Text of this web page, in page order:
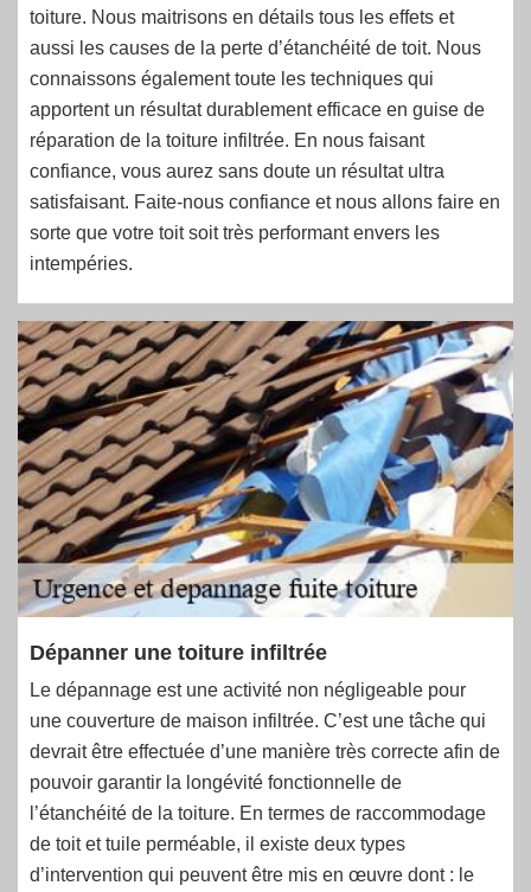
toiture. Nous maitrisons en détails tous les effets et
aussi les causes de la perte d’étanchéité de toit. Nous
connaissons également toute les techniques qui
apportent un résultat durablement efficace en guise de
réparation de la toiture infiltrée. En nous faisant
confiance, vous aurez sans doute un résultat ultra
satisfaisant. Faite-nous confiance et nous allons faire en
sorte que votre toit soit très performant envers les
intempéries.
Dépanner une toiture infiltrée
Le dépannage est une activité non négligeable pour
une couverture de maison infiltrée. C’est une tâche qui
devrait être effectuée d’une manière très correcte afin de
pouvoir garantir la longévité fonctionnelle de
l’étanchéité de la toiture. En termes de raccommodage
de toit et tuile perméable, il existe deux types
d’intervention qui peuvent être mis en œuvre dont : le